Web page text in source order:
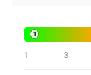
1
1 3